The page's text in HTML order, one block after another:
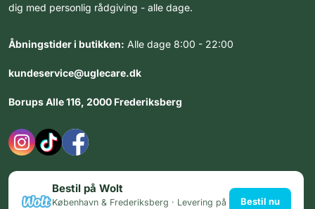
dig med personlig rådgiving - alle dage.
Åbningstider i butikken: Alle dage 8:00 - 22:00
kundeservice@uglecare.dk
Borups Alle 116, 2000 Frederiksberg
Bestil på Wolt
København & Frederiksberg · Levering på
Bestil nu